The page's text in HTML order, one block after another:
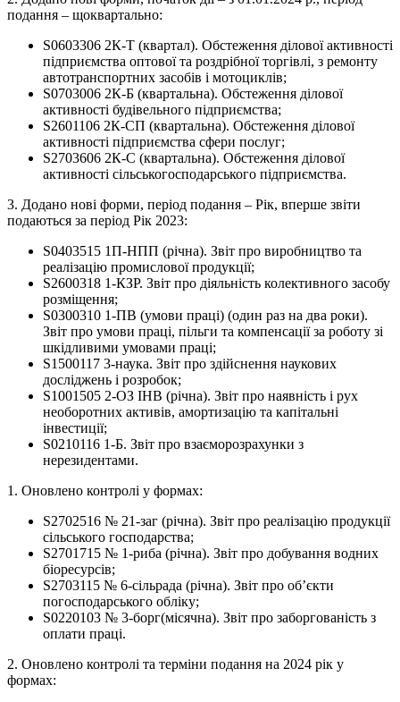
подання – щоквартально:
S0603306 2К-Т (квартал). Обстеження ділової активності
підприємства оптової та роздрібної торгівлі, з ремонту
автотранспортних засобів і мотоциклів;
S0703006 2К-Б (квартальна). Обстеження ділової
активності будівельного підприємства;
S2601106 2К-СП (квартальна). Обстеження ділової
активності підприємства сфери послуг;
S2703606 2К-С (квартальна). Обстеження ділової
активності сільськогосподарського підприємства.
3. Додано нові форми, період подання – Рік, вперше звіти
подаються за період Рік 2023:
S0403515 1П-НПП (річна). Звіт про виробництво та
реалізацію промислової продукції;
S2600318 1-КЗР. Звіт про діяльність колективного засобу
розміщення;
S0300310 1-ПВ (умови праці) (один раз на два роки).
Звіт про умови праці, пільги та компенсації за роботу зі
шкідливими умовами праці;
S1500117 3-наука. Звіт про здійснення наукових
досліджень і розробок;
S1001505 2-ОЗ ІНВ (річна). Звіт про наявність і рух
необоротних активів, амортизацію та капітальні
інвестиції;
S0210116 1-Б. Звіт про взаєморозрахунки з
нерезидентами.
1. Оновлено контролі у формах:
S2702516 № 21-заг (річна). Звіт про реалізацію продукції
сільського господарства;
S2701715 № 1-риба (річна). Звіт про добування водних
біоресурсів;
S2703115 № 6-сільрада (річна). Звіт про об’єкти
погосподарського обліку;
S0220103 № 3-борг(місячна). Звіт про заборгованість з
оплати праці.
2. Оновлено контролі та терміни подання на 2024 рік у
формах: